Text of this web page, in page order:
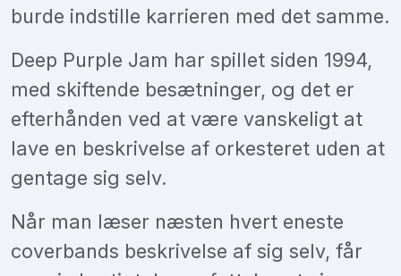
burde indstille karrieren med det samme.
Deep Purple Jam har spillet siden 1994,
med skiftende besætninger, og det er
efterhånden ved at være vanskeligt at
lave en beskrivelse af orkesteret uden at
gentage sig selv.
Når man læser næsten hvert eneste
coverbands beskrivelse af sig selv, får